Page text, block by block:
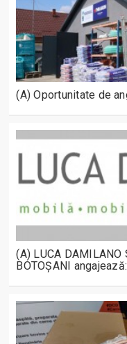
(A) Oportunitate de
(A) LUCA DAMILANO
BOTOȘANI angajează: